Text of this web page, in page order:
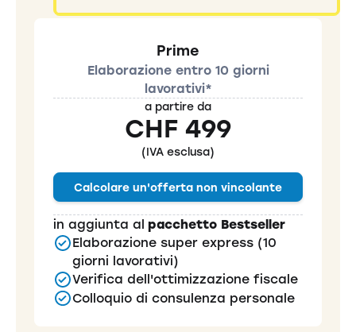
Prime
Elaborazione entro 10 giorni
lavorativi*
a partire da
CHF 499
(IVA esclusa)
Calcolare un'offerta non vincolante
in aggiunta al pacchetto Bestseller
Elaborazione super express (10
giorni lavorativi)
Verifica dell'ottimizzazione fiscale
Colloquio di consulenza personale